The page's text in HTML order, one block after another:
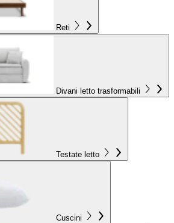
Reti
Divani letto trasformabili
Testate letto
Cuscini